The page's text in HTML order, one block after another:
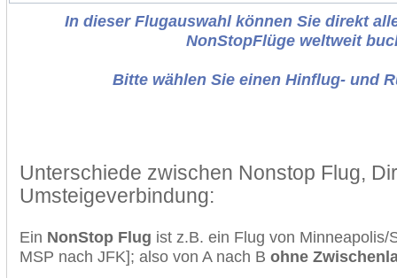
In dieser Flugauswahl können Sie direkt
NonStopFlüge weltweit
Bitte wählen Sie einen Hinflug- und
Unterschiede zwischen Nonstop Flug,
Umsteigeverbindung:
Ein NonStop Flug ist z.B. ein Flug von Minneapolis/
MSP nach JFK]; also von A nach B ohne